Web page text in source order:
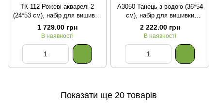
ТК-112 Рожеві акварелі-2
(24*53 см), набір для вишивки
бісером картини
1 729.00 грн
В наявності
А3050 Танець з водою (36*54
см), набір для вишивки
бісером картини
2 222.00 грн
В наявності
Показати ще 20 товарів